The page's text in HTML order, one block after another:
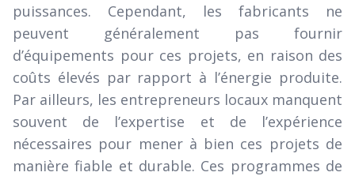
puissances. Cependant, les fabricants ne
peuvent généralement pas fournir
d’équipements pour ces projets, en raison des
coûts élevés par rapport à l’énergie produite.
Par ailleurs, les entrepreneurs locaux manquent
souvent de l’expertise et de l’expérience
nécessaires pour mener à bien ces projets de
manière fiable et durable. Ces programmes de